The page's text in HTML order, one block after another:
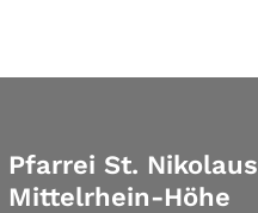
Pfarrei St. Nikolaus
Mittelrhein-Höhe